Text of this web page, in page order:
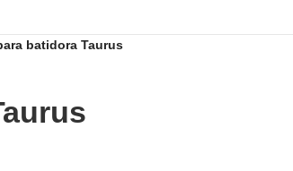
batidora Taurus